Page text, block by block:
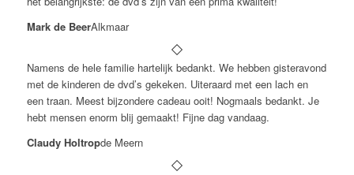
Mark de BeerAlkmaar
Namens de hele familie hartelijk bedankt. We hebben gisteravond
met de kinderen de dvd’s gekeken. Uiteraard met een lach en
een traan. Meest bijzondere cadeau ooit! Nogmaals bedankt. Je
hebt mensen enorm blij gemaakt! Fijne dag vandaag.
Claudy Holtropde Meern